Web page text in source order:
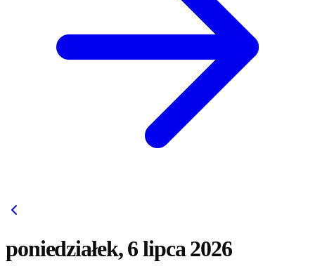
poniedziałek, 6 lipca 2026